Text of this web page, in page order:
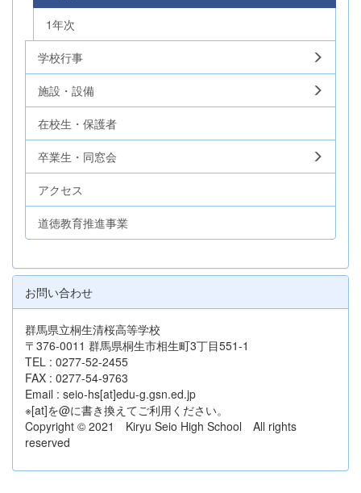
1年次
学校行事
施設・設備
在校生・保護者
卒業生・同窓会
アクセス
道徳教育推進事業
お問い合わせ
群馬県立桐生清桜高等学校
〒376-0011 群馬県桐生市相生町3丁目551-1
TEL : 0277-52-2455
FAX : 0277-54-9763
Email : seio-hs[at]edu-g.gsn.ed.jp
※[at]を@に書き換えてご利用ください。
Copyright © 2021 Kiryu Seio High School All rights
reserved